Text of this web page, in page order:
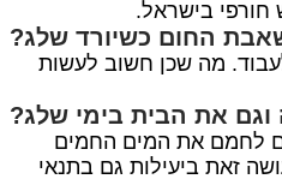
החום כשיורד שלג?
מה שכן חשוב לעשות
את הבית בימי שלג?
לחמם את המים החמים
זאת ביעילות גם בתנאי